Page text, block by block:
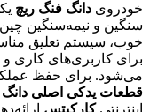
خودروی دانگ فنگ ریچ
سنگین و نیمه‌سنگین
خوب، سیستم تعلیق
برای کاربری‌های کاری
می‌شود. برای حفظ
قطعات یدکی اصلی دانگ
اینترنتیکارکیتس